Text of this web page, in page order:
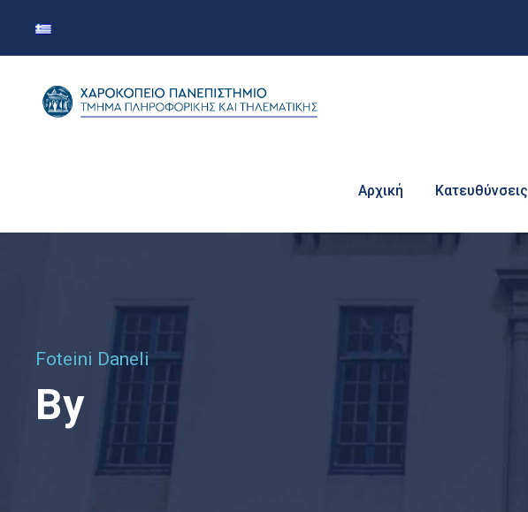
Αρχική Κατευθύνσεις
Foteini Daneli
By